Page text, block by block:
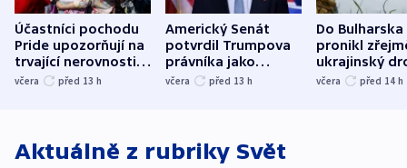
Účastníci pochodu
Pride upozorňují na
trvající nerovnosti i
společenskou
včera před 13 h
Americký Senát
potvrdil Trumpova
právníka jako
ministra
včera před 13 h
Do Bulharska
pronikl
ukrajinský
explodoval
včera před 14 h
Aktuálně z rubriky Svět